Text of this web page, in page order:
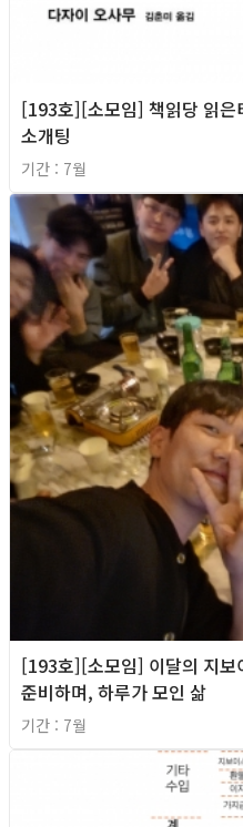
[193호][소모임] 책읽당 읽
소개팅
기간 : 7월
[193호][소모임] 이달의 지보
준비하며, 하루가 모인 삶
기간 : 7월